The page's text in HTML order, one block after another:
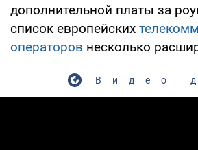
дополнительной платы за
список европейских
операторов несколько
Видео